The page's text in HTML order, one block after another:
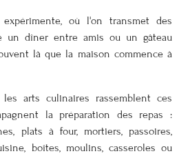
où l'on transmet des
un dîner entre amis ou un gâteau
là que la maison commence à
arts culinaires rassemblent ces
la préparation des repas :
plats à four, mortiers, passoires,
boîtes, moulins, casseroles ou